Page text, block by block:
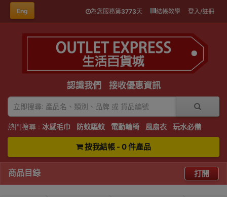
Eng 為您服務第3773天 結帳教學 登入/註冊
認識我們 接收優惠資訊
熱門搜尋 : 冰感毛巾 防蚊驅蚊 電動輪椅 風扇衣 玩水必備
按我結帳 - 0 件產品
商品目錄 打開